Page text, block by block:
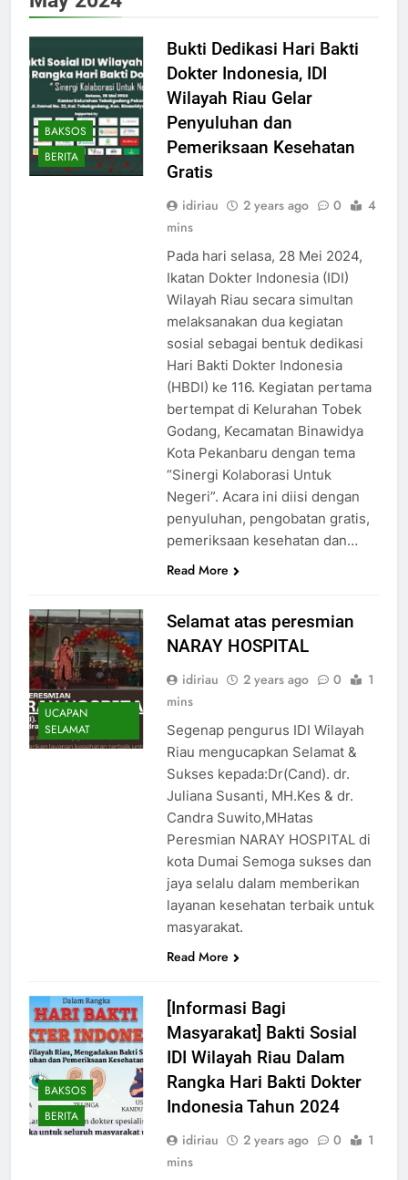
BAKSOS
BERITA
Bukti Dedikasi Hari Bakti
Dokter Indonesia, IDI
Wilayah Riau Gelar
Penyuluhan dan
Pemeriksaan Kesehatan
Gratis
idiriau 2 years ago 0
4
mins
Pada hari selasa, 28 Mei 2024,
Ikatan Dokter Indonesia (IDI)
Wilayah Riau secara simultan
melaksanakan dua kegiatan
sosial sebagai bentuk dedikasi
Hari Bakti Dokter Indonesia
(HBDI) ke 116. Kegiatan pertama
bertempat di Kelurahan Tobek
Godang, Kecamatan Binawidya
Kota Pekanbaru dengan tema
“Sinergi Kolaborasi Untuk
Negeri”. Acara ini diisi dengan
penyuluhan, pengobatan gratis,
pemeriksaan kesehatan dan…
Read More
UCAPAN
SELAMAT
Selamat atas peresmian
NARAY HOSPITAL
idiriau 2 years ago 0
1
mins
Segenap pengurus IDI Wilayah
Riau mengucapkan Selamat &
Sukses kepada:Dr(Cand). dr.
Juliana Susanti, MH.Kes & dr.
Candra Suwito,MHatas
Peresmian NARAY HOSPITAL di
kota Dumai Semoga sukses dan
jaya selalu dalam memberikan
layanan kesehatan terbaik untuk
masyarakat.
Read More
BAKSOS
BERITA
[Informasi Bagi
Masyarakat] Bakti Sosial
IDI Wilayah Riau Dalam
Rangka Hari Bakti Dokter
Indonesia Tahun 2024
idiriau 2 years ago 0
1
mins